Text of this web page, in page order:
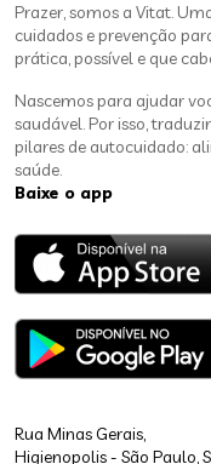
Prazer, somos a Vitat.
cuidados e prevenção
prática, possível e que
Nascemos para ajudar
saudável. Por isso,
pilares de autocuidado:
saúde.
Baixe o app
Rua Minas Gerais,
Higienopolis - São Paulo,